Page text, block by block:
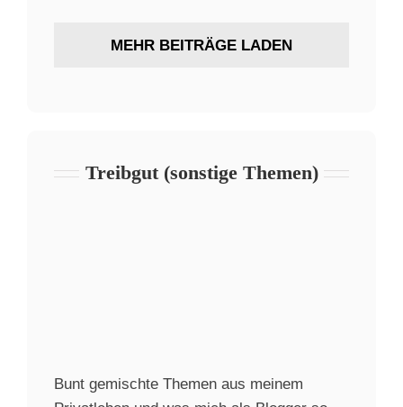
MEHR BEITRÄGE LADEN
Treibgut (sonstige Themen)
Bunt gemischte Themen aus meinem